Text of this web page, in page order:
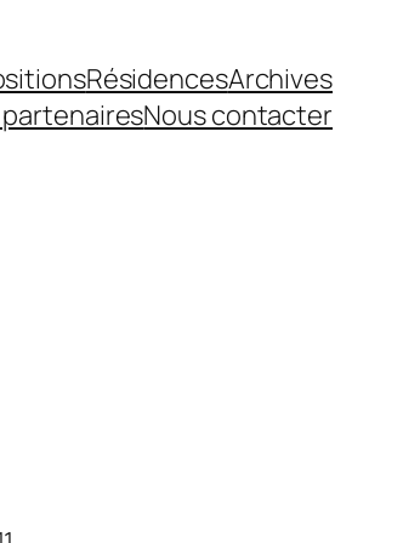
RésidencesArchives
partenairesNous contacter